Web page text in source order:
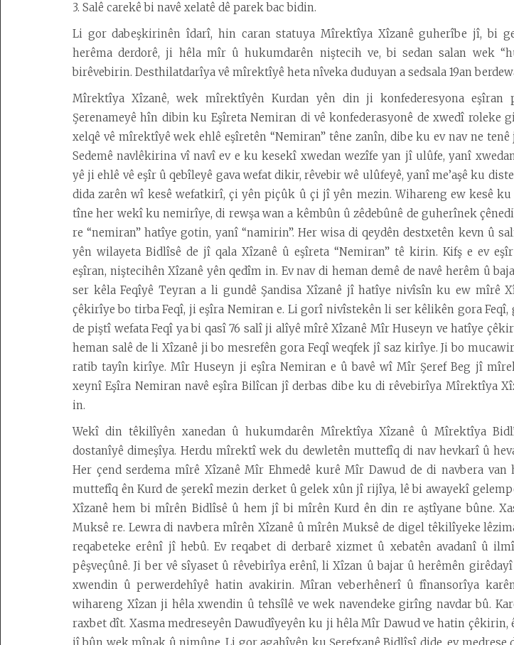
3. Salê carekê bi navê xelatê dê parek bac bidin.
Li gor dabeşkirinên îdarî, hin caran statuya Mîrektîya Xîzanê guherîbe jî, bi
herêma derdorê, ji hêla mîr û hukumdarên niştecih ve, bi sedan salan wek
birêvebirin. Desthilatdarîya vê mîrektîyê heta nîveka duduyan a sedsala 19an
Mîrektîya Xîzanê, wek mîrektîyên Kurdan yên din ji konfederesyona
Şerenameyê hîn dibin ku Eşîreta Nemiran di vê konfederasyonê de xwedî roleke
xelqê vê mîrektîyê wek ehlê eşîretên “Nemiran” têne zanîn, dibe ku ev nav ne tenê
Sedemê navlêkirina vî navî ev e ku kesekî xwedan wezîfe yan jî ulûfe, yanî
yê ji ehlê vê eşîr û qebîleyê gava wefat dikir, rêvebir wê ulûfeyê, yanî me’aşê ku
dida zarên wî kesê wefatkirî, çi yên piçûk û çi jî yên mezin. Wihareng ew kesê
tîne her wekî ku nemirîye, di rewşa wan a kêmbûn û zêdebûnê de guherînek
re “nemiran” hatîye gotin, yanî “namirin”. Her wisa di qeydên destxetên kevn û
yên wilayeta Bidlîsê de jî qala Xîzanê û eşîreta “Nemiran” tê kirin. Kifş e ev
eşîran, niştecihên Xîzanê yên qedîm in. Ev nav di heman demê de navê herêm û
ser kêla Feqîyê Teyran a li gundê Şandisa Xîzanê jî hatîye nivîsîn ku ew mîrê
çêkirîye bo tirba Feqî, ji eşîra Nemiran e. Li gorî nivîstekên li ser kêlikên gora Feqî,
de piştî wefata Feqî ya bi qasî 76 salî ji alîyê mîrê Xîzanê Mîr Huseyn ve hatîye
heman salê de li Xîzanê ji bo mesrefên gora Feqî weqfek jî saz kirîye. Ji bo
ratib tayîn kirîye. Mîr Huseyn ji eşîra Nemiran e û bavê wî Mîr Şeref Beg jî
xeynî Eşîra Nemiran navê eşîra Bilîcan jî derbas dibe ku di rêvebirîya Mîrektîya
in.
Wekî din têkilîyên xanedan û hukumdarên Mîrektîya Xîzanê û Mîrektîya
dostanîyê dimeşîya. Herdu mîrektî wek du dewletên muttefîq di nav hevkarî û
Her çend serdema mîrê Xîzanê Mîr Ehmedê kurê Mîr Dawud de di navbera
muttefîq ên Kurd de şerekî mezin derket û gelek xûn jî rijîya, lê bi awayekî
Xîzanê hem bi mîrên Bidlîsê û hem jî bi mîrên Kurd ên din re aştîyane bûne.
Muksê re. Lewra di navbera mîrên Xîzanê û mîrên Muksê de digel têkilîyeke
reqabeteke erênî jî hebû. Ev reqabet di derbarê xizmet û xebatên avadanî û
pêşveçûnê. Ji ber vê sîyaset û rêvebirîya erênî, li Xîzan û bajar û herêmên
xwendin û perwerdehîyê hatin avakirin. Mîran veberhênerî û fînansorîya
wihareng Xîzan ji hêla xwendin û tehsîlê ve wek navendeke girîng navdar bû.
raxbet dît. Xasma medreseyên Dawudîyeyên ku ji hêla Mîr Dawud ve hatin